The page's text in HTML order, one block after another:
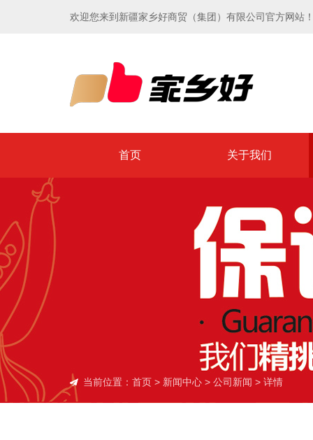
欢迎您来到新疆家乡好商贸（集团）有限公司官方网站
首页 关于我们
当前位置： 首页 > 新闻中心 > 公司新闻 > 详情